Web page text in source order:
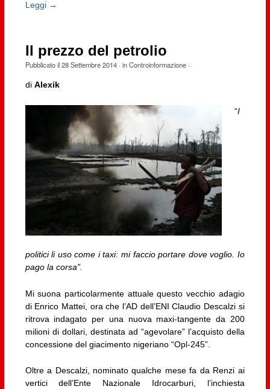
Leggi →
Il prezzo del petrolio
Pubblicato il28 Settembre 2014· inControinformazione·
di Alexik
“I
politici li uso come i taxi: mi faccio portare dove voglio. Io
pago la corsa”.
Mi suona particolarmente attuale questo vecchio adagio
di Enrico Mattei, ora che l’AD dell’ENI Claudio Descalzi si
ritrova indagato per una nuova maxi-tangente da 200
milioni di dollari, destinata ad “agevolare” l’acquisto della
concessione del giacimento nigeriano “Opl-245”.
Oltre a Descalzi, nominato qualche mese fa da Renzi ai
vertici dell’Ente Nazionale Idrocarburi, l’inchiesta